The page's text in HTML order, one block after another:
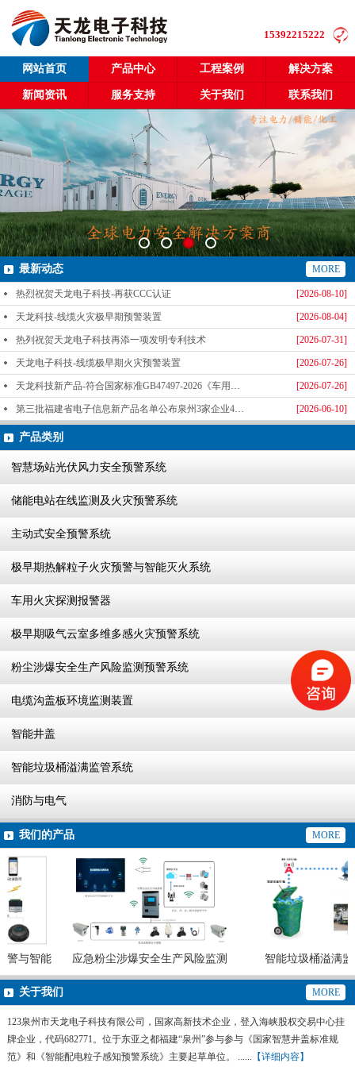
15392215222
网站首页 产品中心 工程案例 解决方案
新闻资讯 服务支持 关于我们 联系我们
最新动态 MORE
[2026-08-10]
热烈祝贺天龙电子科技-再获CCC认证
[2026-08-04]
天龙科技-线缆火灾极早期预警装置
[2026-07-31]
热列祝贺天龙电子科技再添一项发明专利技术
[2026-07-26]
天龙电子科技-线缆极早期火灾预警装置
[2026-07-26]
天龙科技新产品-符合国家标准GB47497-2026《车用火灾探测报警器》标准发布
[2026-06-10]
第三批福建省电子信息新产品名单公布泉州3家企业4款产品成功入选-泉州天龙科技
产品类别
智慧场站光伏风力安全预警系统
储能电站在线监测及火灾预警系统
主动式安全预警系统
极早期热解粒子火灾预警与智能灭火系统
车用火灾探测报警器
极早期吸气云室多维多感火灾预警系统
粉尘涉爆安全生产风险监测预警系统
电缆沟盖板环境监测装置
智能井盖
智能垃圾桶溢满监管系统
消防与电气
我们的产品 MORE
与智能
应急粉尘涉爆安全生产风险监测
预警系统
智能垃圾桶溢满监
关于我们 MORE
123泉州市天龙电子科技有限公司，国家高新技术企业，登入海峡股权交易中心挂
牌企业，代码682771。位于东亚之都福建“泉州”参与参与《国家智慧井盖标准规
范》和《智能配电粒子感知预警系统》主要起草单位。 ...... 【详细内容】